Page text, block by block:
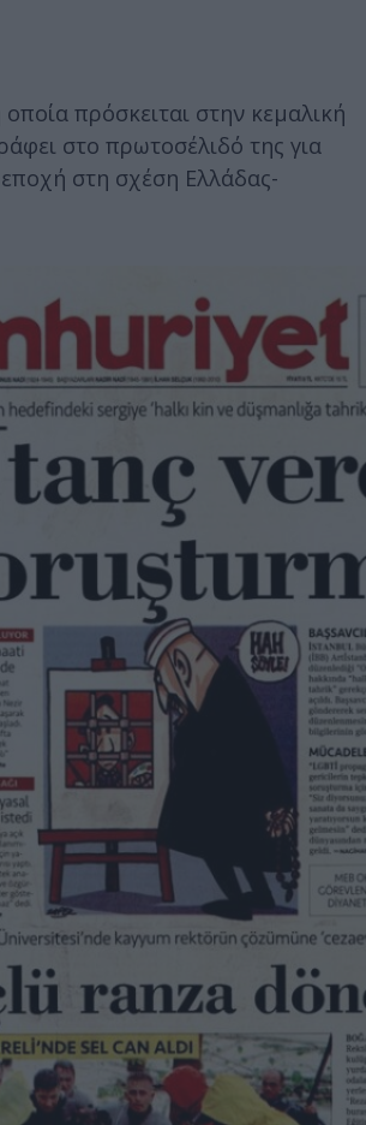
οποία πρόσκειται στην κεμαλική
στο πρωτοσέλιδό της για
στη σχέση Ελλάδας-